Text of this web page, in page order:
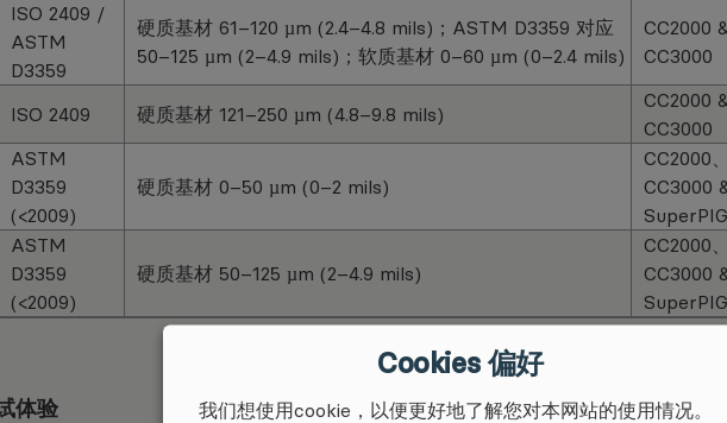
ISO 2409 /
ASTM
D3359
硬质基材 61–120 µm (2.4–4.8 mils)；ASTM D3359 对应
50–125 µm (2–4.9 mils)；软质基材 0–60 µm (0–2.4 mils)
CC2000
CC3000
ISO 2409 硬质基材 121–250 µm (4.8–9.8 mils)
CC2000
CC3000
ASTM
D3359
(<2009)
硬质基材 0–50 µm (0–2 mils)
CC2000、
CC3000
SuperPIG
ASTM
D3359
(<2009)
硬质基材 50–125 µm (2–4.9 mils)
CC2000、
CC3000
SuperPIG
体验
Cookies 偏好
我们想使用cookie，以便更好地了解您对本网站的使用情况。